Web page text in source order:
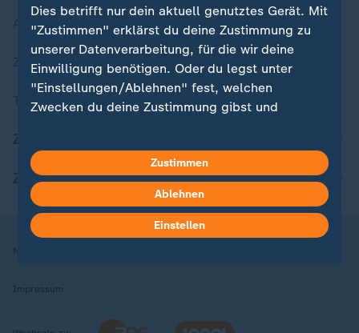
Aktuelle Sendungs-Videos
ZDFheute Stories
Themen im Überblick
ZDFheute Apps
Nutzungsbedingungen
Impressum
Dies betrifft nur dein aktuell genutztes Gerät. Mit
"Zustimmen" erklärst du deine Zustimmung zu
unserer Datenverarbeitung, für die wir deine
Einwilligung benötigen. Oder du legst unter
"Einstellungen/Ablehnen" fest, welchen
Zwecken du deine Zustimmung gibst und
in deinen Einstellungen widerrufen oder ändern.
Hier findest du das Impressum.
Weitere Informationen findest du in unserer
Datenschutzerklärung.
Zustimmen
Ablehnen
Einstellen